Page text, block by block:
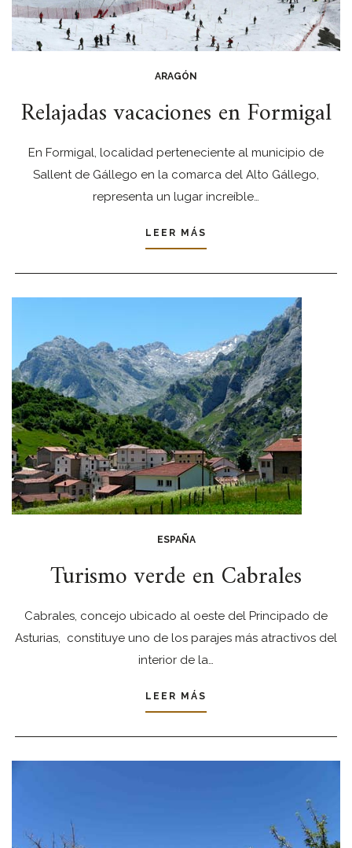
ARAGÓN
Relajadas vacaciones en Formigal
En Formigal, localidad perteneciente al municipio de
Sallent de Gállego en la comarca del Alto Gállego,
representa un lugar increíble…
LEER MÁS
ESPAÑA
Turismo verde en Cabrales
Cabrales, concejo ubicado al oeste del Principado de
Asturias, constituye uno de los parajes más atractivos del
interior de la…
LEER MÁS